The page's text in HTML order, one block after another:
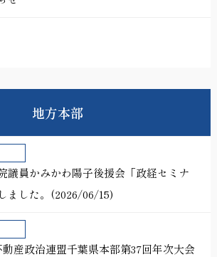
地方本部
員かみかわ陽子後援会「政経セミナ
ました。(2026/06/15)
産政治連盟千葉県本部第37回年次大会